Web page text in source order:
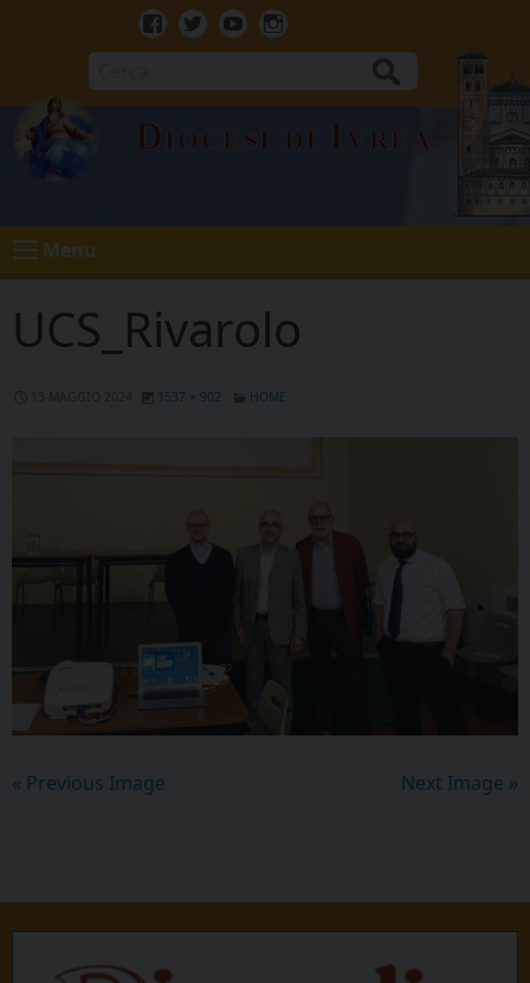
Facebook
TwitterYoutubeInstagram
Diocesi di Ivrea
Menu
UCS_Rivarolo
1537 × 902 HOME
« Previous Image Next Image »